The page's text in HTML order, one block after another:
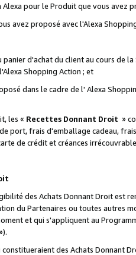
pour le Produit que vous avez
avez proposé avec l'Alexa
d'achat du client au cours de
Shopping Action ; et
dans le cadre de l' Alexa
les « Recettes Donnant Droit »
port, frais d'emballage cadeau,
de crédit et créances
des Achats Donnant Droit est
du Partenaires ou toutes autres
et qui s'appliquent au
constitueraient des Achats Donnant